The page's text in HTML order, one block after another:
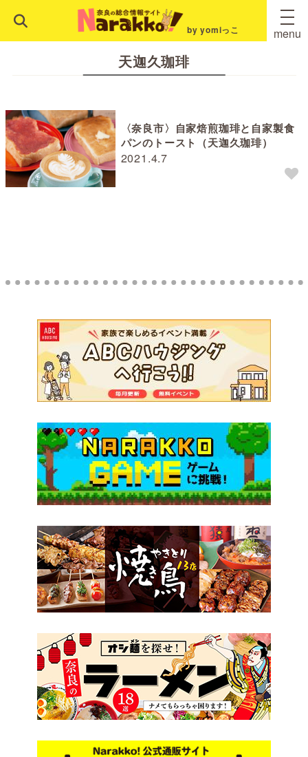
by yomiっこ menu
天迦久珈琲
2021.4.7
〈奈良市〉自家焙煎珈琲と自家製食
パンのトースト（天迦久珈琲）